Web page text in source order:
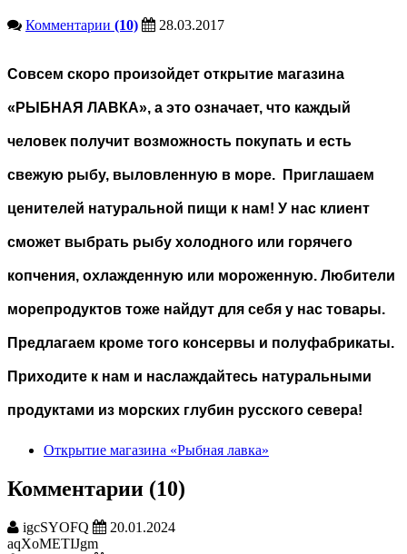
Комментарии (10) 28.03.2017
Совсем скоро произойдет открытие магазина
«РЫБНАЯ ЛАВКА», а это означает, что каждый
человек получит возможность покупать и есть
свежую рыбу, выловленную в море. Приглашаем
ценителей натуральной пищи к нам! У нас клиент
сможет выбрать рыбу холодного или горячего
копчения, охлажденную или мороженную. Любители
морепродуктов тоже найдут для себя у нас товары.
Предлагаем кроме того консервы и полуфабрикаты.
Приходите к нам и наслаждайтесь натуральными
продуктами из морских глубин русского севера!
Открытие магазина «Рыбная лавка»
Комментарии (10)
igcSYOFQ
20.01.2024
aqXoMETIJgm